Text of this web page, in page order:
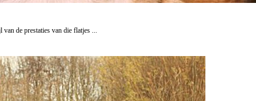
! Ik kwijl van de prestaties van die flatjes ...